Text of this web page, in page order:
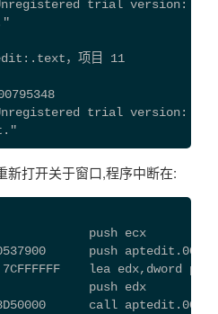
"Unregistered trial version:
，项目 11
"Unregistered trial version:
新打开关于窗口,程序中断在:
push ecx
push
7CFFFFFF    lea edx,dword
push edx
call